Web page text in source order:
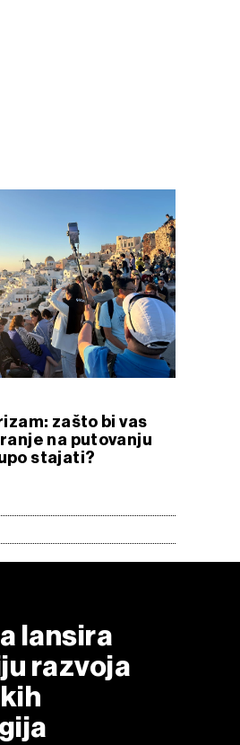
zašto bi vas
na putovanju
stajati?
lansira
razvoja